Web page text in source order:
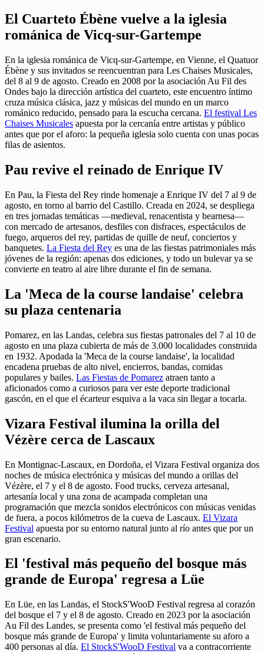
El Cuarteto Ébène vuelve a la iglesia
románica de Vicq-sur-Gartempe
En la iglesia románica de Vicq-sur-Gartempe, en Vienne, el Quatuor
Ébène y sus invitados se reencuentran para Les Chaises Musicales,
del 8 al 9 de agosto. Creado en 2008 por la asociación Au Fil des
Ondes bajo la dirección artística del cuarteto, este encuentro íntimo
cruza música clásica, jazz y músicas del mundo en un marco
románico reducido, pensado para la escucha cercana. El festival Les
Chaises Musicales apuesta por la cercanía entre artistas y público
antes que por el aforo: la pequeña iglesia solo cuenta con unas pocas
filas de asientos.
Pau revive el reinado de Enrique IV
En Pau, la Fiesta del Rey rinde homenaje a Enrique IV del 7 al 9 de
agosto, en torno al barrio del Castillo. Creada en 2024, se despliega
en tres jornadas temáticas —medieval, renacentista y bearnesa—
con mercado de artesanos, desfiles con disfraces, espectáculos de
fuego, arqueros del rey, partidas de quille de neuf, conciertos y
banquetes. La Fiesta del Rey es una de las fiestas patrimoniales más
jóvenes de la región: apenas dos ediciones, y todo un bulevar ya se
convierte en teatro al aire libre durante el fin de semana.
La 'Meca de la course landaise' celebra
su plaza centenaria
Pomarez, en las Landas, celebra sus fiestas patronales del 7 al 10 de
agosto en una plaza cubierta de más de 3.000 localidades construida
en 1932. Apodada la 'Meca de la course landaise', la localidad
encadena pruebas de alto nivel, encierros, bandas, comidas
populares y bailes. Las Fiestas de Pomarez atraen tanto a
aficionados como a curiosos para ver este deporte tradicional
gascón, en el que el écarteur esquiva a la vaca sin llegar a tocarla.
Vizara Festival ilumina la orilla del
Vézère cerca de Lascaux
En Montignac-Lascaux, en Dordoña, el Vizara Festival organiza dos
noches de música electrónica y músicas del mundo a orillas del
Vézère, el 7 y el 8 de agosto. Food trucks, cerveza artesanal,
artesanía local y una zona de acampada completan una
programación que mezcla sonidos electrónicos con músicas venidas
de fuera, a pocos kilómetros de la cueva de Lascaux. El Vizara
Festival apuesta por su entorno natural junto al río antes que por un
gran escenario.
El 'festival más pequeño del bosque más
grande de Europa' regresa a Lüe
En Lüe, en las Landas, el StockS'WooD Festival regresa al corazón
del bosque el 7 y el 8 de agosto. Creado en 2023 por la asociación
Au Fil des Landes, se presenta como 'el festival más pequeño del
bosque más grande de Europa' y limita voluntariamente su aforo a
400 personas al día. El StockS'WooD Festival va a contracorriente